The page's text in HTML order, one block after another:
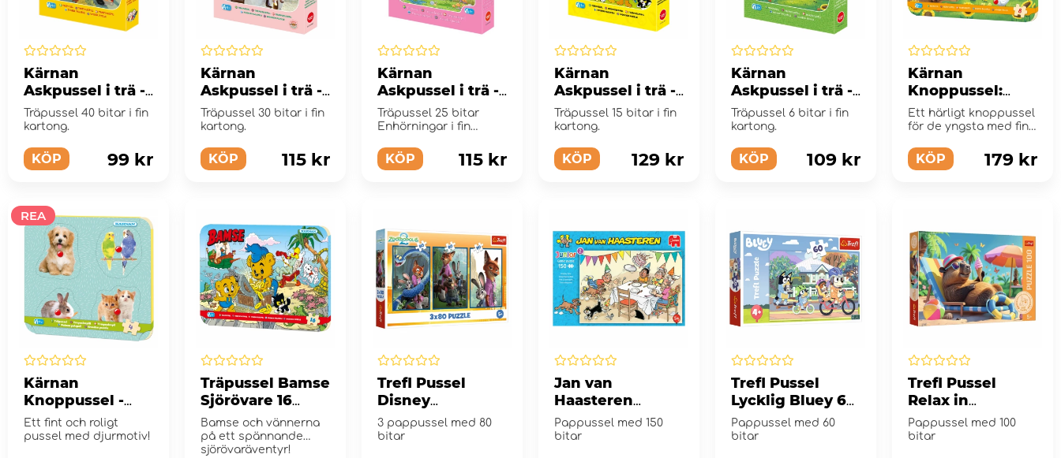
Kärnan
Askpussel i trä -
Bröderna Bacon
40 Bitar
Träpussel 40 bitar i fin
kartong.
KÖP 99 kr
Kärnan
Askpussel i trä -
Pippi
Långstrump 30
Träpussel 30 bitar i fin
kartong.
KÖP 115 kr
Kärnan
Askpussel i trä -
Enhörningar 25
Bitar
Träpussel 25 bitar
Enhörningar i fin
KÖP 115 kr
Kärnan
Askpussel i trä -
Bamses Familj 15
Bitar
Träpussel 15 bitar i fin
kartong.
KÖP 129 kr
Kärnan
Askpussel i trä -
På Bondgården
6 bitar
Träpussel 6 bitar i fin
kartong.
KÖP 109 kr
Kärnan
Knoppussel:
Bondgården 8
Bitar
Ett härligt knoppussel
för de yngsta med fina
KÖP 179 kr
REA
Kärnan
Knoppussel -
Husdjur 4 bitar
Ett fint och roligt
pussel med djurmotiv!
Träpussel Bamse
Sjörövare 16
bitar
Bamse och vännerna
på ett spännande
sjörövaräventyr!
Trefl Pussel
Disney
Zootropolis 2 - 3
x 80 Bitar
3 pappussel med 80
bitar
Jan van
Haasteren
Pussel: Birthday
Party 150 Bitar
Pappussel med 150
bitar
Trefl Pussel
Lycklig Bluey 60
Bitar
Pappussel med 60
bitar
Trefl Pussel
Relax in
Capybara Style
100 Bitar
Pappussel med 100
bitar